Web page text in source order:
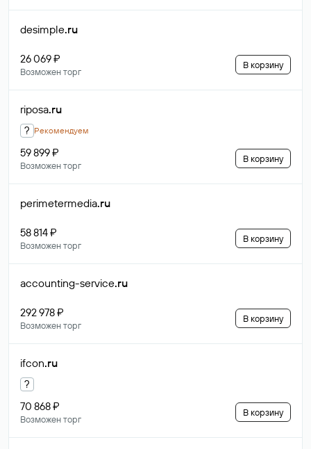
desimple.ru
26 069 ₽
Возможен торг
В корзину
riposa.ru
? Рекомендуем
59 899 ₽
Возможен торг
В корзину
perimetermedia.ru
58 814 ₽
Возможен торг
В корзину
accounting-service.ru
292 978 ₽
Возможен торг
В корзину
ifcon.ru
?
70 868 ₽
Возможен торг
В корзину